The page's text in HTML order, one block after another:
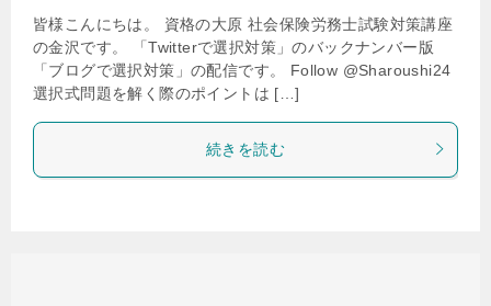
皆様こんにちは。 資格の大原 社会保険労務士試験対策講座
の金沢です。 「Twitterで選択対策」のバックナンバー版
「ブログで選択対策」の配信です。 Follow @Sharoushi24
選択式問題を解く際のポイントは […]
続きを読む